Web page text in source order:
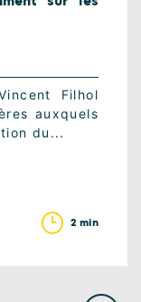
Filhol
auxquels
du...
2 min